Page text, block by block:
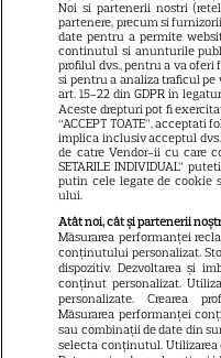
Copyright2026Ringier
Noi si partenerii nostri
partenere, precum si
date pentru a permite
continutul si anunturile
profilul dvs., pentru a va
si pentru a analiza traficul pe
art. 15-22 din GDPR in
Aceste drepturi pot fi
“ACCEPT TOATE”, acceptati
implica inclusiv acceptul
de catre Vendor-ii cu care
SETARILE INDIVIDUAL”
putin cele legate de cookie
ului.
Atât noi, cât și partenerii
Măsurarea performanței
conținutului personalizat.
dispozitiv. Dezvoltarea și
conținut personalizat.
personalizate. Crearea
Măsurarea performanței
sau combinații de date din
selecta conținutul.